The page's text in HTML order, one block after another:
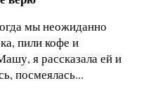
мы неожиданно
пили кофе и
я рассказала ей и
посмеялась...